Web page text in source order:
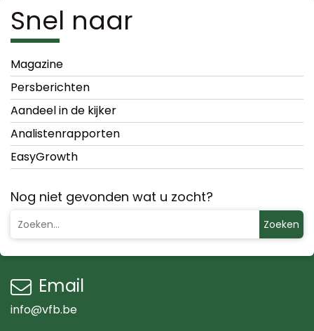
Snel naar
Magazine
Persberichten
Aandeel in de kijker
Analistenrapporten
EasyGrowth
Nog niet gevonden wat u zocht?
Zoeken
Email
info@vfb.be